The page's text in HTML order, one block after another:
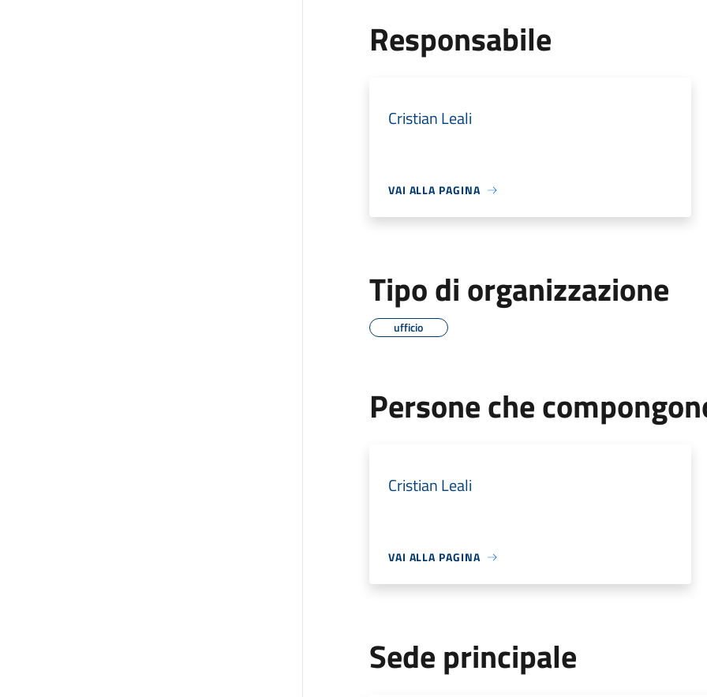
Responsabile
Cristian Leali
VAI ALLA PAGINA
Tipo di organizzazione
ufficio
Persone che
Cristian Leali
VAI ALLA PAGINA
Sede principale